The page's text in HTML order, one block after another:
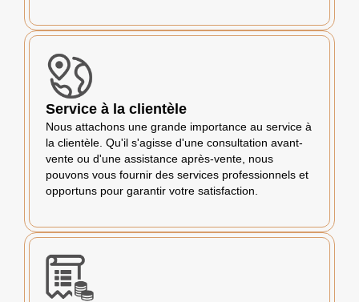
Service à la clientèle
Nous attachons une grande importance au service à
la clientèle. Qu'il s'agisse d'une consultation avant-
vente ou d'une assistance après-vente, nous
pouvons vous fournir des services professionnels et
opportuns pour garantir votre satisfaction.